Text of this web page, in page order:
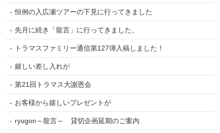
恒例の入広瀬ツアーの下見に行ってきました
先月に続き「龍言」に行ってきました。
トラマスファミリー通信第127弾入稿しました！
嬉しい差し入れが
第21回トラマス大謝恩会
お客様から嬉しいプレゼントが
ryugon～龍言～ 貸切企画延期のご案内